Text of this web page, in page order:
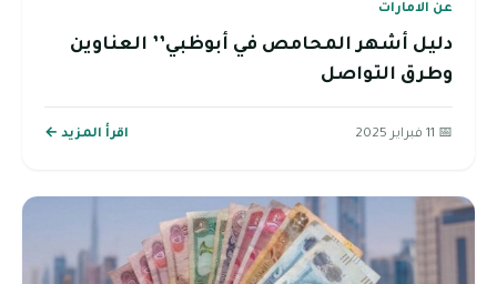
عن الامارات
دليل أشهر المحامص في أبوظبي’’ العناوين
وطرق التواصل
📅 11 فبراير 2025 اقرأ المزيد ←